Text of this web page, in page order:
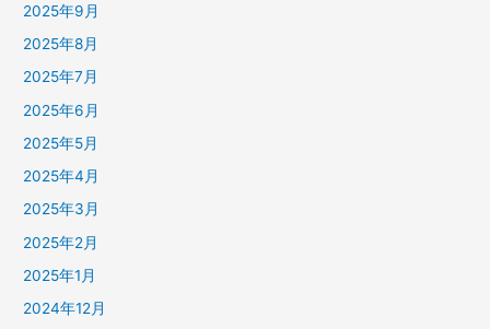
2025年9月
2025年8月
2025年7月
2025年6月
2025年5月
2025年4月
2025年3月
2025年2月
2025年1月
2024年12月